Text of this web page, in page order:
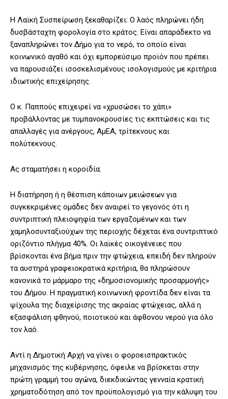
Η Λαϊκή Συσπείρωση ξεκαθαρίζει: Ο λαός πληρώνει ήδη
δυσβάσταχτη φορολογία στο κράτος. Είναι απαράδεκτο να
ξαναπληρώνει τον Δήμο για το νερό, το οποίο είναι
κοινωνικό αγαθό και όχι εμπορεύσιμο προϊόν που πρέπει
να παρουσιάζει ισοσκελισμένους ισολογισμούς με κριτήρια
ιδιωτικής επιχείρησης.
Ο κ. Παππούς επιχειρεί να «χρυσώσει το χάπι»
προβάλλοντας με τυμπανοκρουσίες τις εκπτώσεις και τις
απαλλαγές για ανέργους, ΑμΕΑ, τρίτεκνους και
πολύτεκνους.
Ας σταματήσει η κοροϊδία:
Η διατήρηση ή η θέσπιση κάποιων μειώσεων για
συγκεκριμένες ομάδες δεν αναιρεί το γεγονός ότι η
συντριπτική πλειοψηφία των εργαζομένων και των
χαμηλοσυνταξιούχων της περιοχής δέχεται ένα συντριπτικό
οριζόντιο πλήγμα 40%. Οι λαϊκές οικογένειες που
βρίσκονται ένα βήμα πριν την φτώχεια, επειδή δεν πληρούν
τα αυστηρά γραφειοκρατικά κριτήρια, θα πληρώσουν
κανονικά το μάρμαρο της «δημοσιονομικής προσαρμογής»
του Δήμου. Η πραγματική κοινωνική φροντίδα δεν είναι τα
ψίχουλα της διαχείρισης της ακραίας φτώχειας, αλλά η
εξασφάλιση φθηνού, ποιοτικού και άφθονου νερού για όλο
τον λαό.
Αντί η Δημοτική Αρχή να γίνει ο φοροεισπρακτικός
μηχανισμός της κυβέρνησης, όφειλε να βρίσκεται στην
πρώτη γραμμή του αγώνα, διεκδικώντας γενναία κρατική
χρηματοδότηση από τον προϋπολογισμό για την κάλυψη του